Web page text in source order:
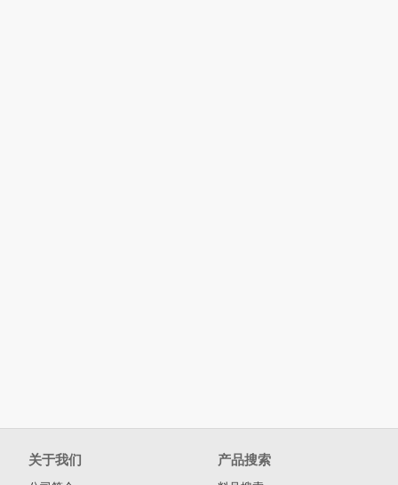
关于我们 产品搜索